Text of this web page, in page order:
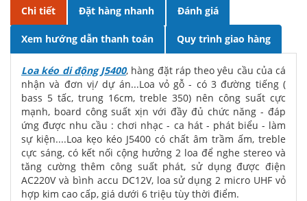
Chi tiết Đặt hàng nhanh Đánh giá
Xem hướng dẫn thanh toán Quy trình giao hàng
Loa kéo di động J5400, hàng đặt ráp theo yêu cầu của cá
nhận và đơn vị/ dự án...Loa vỏ gỗ - có 3 đường tiếng (
bass 5 tấc, trung 16cm, treble 350) nên công suất cực
mạnh, board công suất xịn với đầy đủ chức năng - đáp
ứng được nhu cầu : chơi nhạc - ca hát - phát biểu - làm
sự kiện....Loa kẹo kéo J5400 có chất âm trầm ấm, treble
cực sáng, có kết nối cộng hưởng 2 loa để nghe stereo và
tăng cường thêm công suất phát, sử dụng được điện
AC220V và bình accu DC12V, loa sử dụng 2 micro UHF vỏ
hợp kim cao cấp, giá dưới 6 triệu tùy thời điểm.